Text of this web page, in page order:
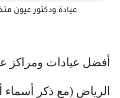
عيادة ودكتور عيون
أفضل عيادات ومراكز
الرياض (مع ذكر أسماء